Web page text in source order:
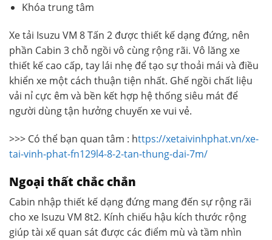
Khóa trung tâm
Xe tải Isuzu VM 8 Tấn 2 được thiết kế dạng đứng, nên
phần Cabin 3 chỗ ngồi vô cùng rộng rãi. Vô lăng xe
thiết kế cao cấp, tay lái nhẹ để tạo sự thoải mái và điều
khiển xe một cách thuận tiện nhất. Ghế ngồi chất liệu
vải nỉ cực êm và bền kết hợp hệ thống siêu mát để
người dùng tận hưởng chuyến xe vui vẻ.
>>> Có thể bạn quan tâm : https://xetaivinhphat.vn/xe-
tai-vinh-phat-fn129l4-8-2-tan-thung-dai-7m/
Ngoại thất chắc chắn
Cabin nhập thiết kế dạng đứng mang đến sự rộng rãi
cho xe Isuzu VM 8t2. Kính chiếu hậu kích thước rộng
giúp tài xế quan sát được các điểm mù và tầm nhìn